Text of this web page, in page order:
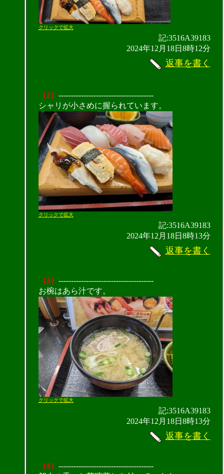
クリックで拡大
記:3516A39183
2024年12月18日8時12分
返事を書く
（2） --------------------------------------
シャリが小さめに握られています。
クリックで拡大
記:3516A39183
2024年12月18日8時13分
返事を書く
（3） --------------------------------------
お椀はあら汁です。
クリックで拡大
記:3516A39183
2024年12月18日8時13分
返事を書く
（4） --------------------------------------